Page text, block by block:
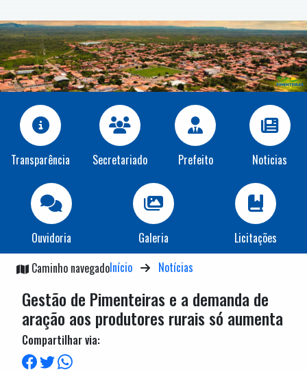
Transparência Secretariado Prefeito Noticias
Ouvidoria Galeria
Licitações
Caminho navegadoInício Notícias
Gestão de Pimenteiras e a demanda de
aração aos produtores rurais só aumenta
Compartilhar via: